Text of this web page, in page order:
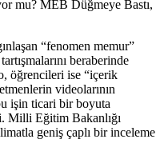
“fenomen memur”
beraberinde
öğrencileri ise “içerik
videolarının
işin ticari bir boyuta
Milli Eğitim Bakanlığı
geniş çaplı bir inceleme